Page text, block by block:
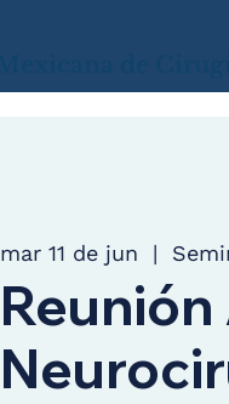
mar 11 de jun
  |